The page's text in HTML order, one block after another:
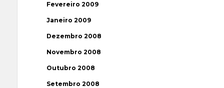
Fevereiro 2009
Janeiro 2009
Dezembro 2008
Novembro 2008
Outubro 2008
Setembro 2008